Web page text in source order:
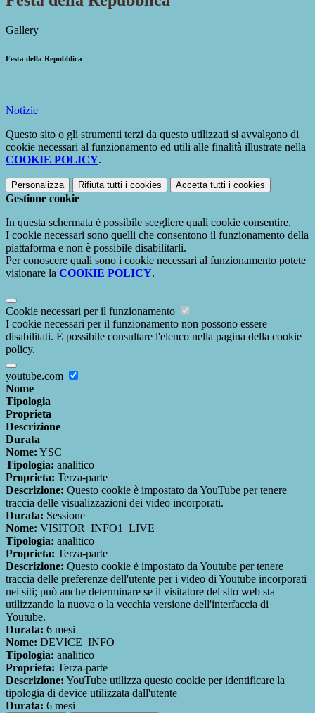
Gallery
Festa della Repubblica
Notizie
Questo sito o gli strumenti terzi da questo utilizzati si avvalgono di
cookie necessari al funzionamento ed utili alle finalità illustrate nella
COOKIE POLICY.
Personalizza Rifiuta tutti i cookies Accetta tutti i cookies
Gestione cookie
In questa schermata è possibile scegliere quali cookie consentire.
I cookie necessari sono quelli che consentono il funzionamento della
piattaforma e non è possibile disabilitarli.
Per conoscere quali sono i cookie necessari al funzionamento potete
visionare la COOKIE POLICY.
Cookie necessari per il funzionamento
I cookie necessari per il funzionamento non possono essere
disabilitati. È possibile consultare l'elenco nella pagina della cookie
policy.
youtube.com
Nome
Tipologia
Proprieta
Descrizione
Durata
Nome: YSC
Tipologia: analitico
Proprieta: Terza-parte
Descrizione: Questo cookie è impostato da YouTube per tenere
traccia delle visualizzazioni dei video incorporati.
Durata: Sessione
Nome: VISITOR_INFO1_LIVE
Tipologia: analitico
Proprieta: Terza-parte
Descrizione: Questo cookie è impostato da Youtube per tenere
traccia delle preferenze dell'utente per i video di Youtube incorporati
nei siti; può anche determinare se il visitatore del sito web sta
utilizzando la nuova o la vecchia versione dell'interfaccia di
Youtube.
Durata: 6 mesi
Nome: DEVICE_INFO
Tipologia: analitico
Proprieta: Terza-parte
Descrizione: YouTube utilizza questo cookie per identificare la
tipologia di device utilizzata dall'utente
Durata: 6 mesi